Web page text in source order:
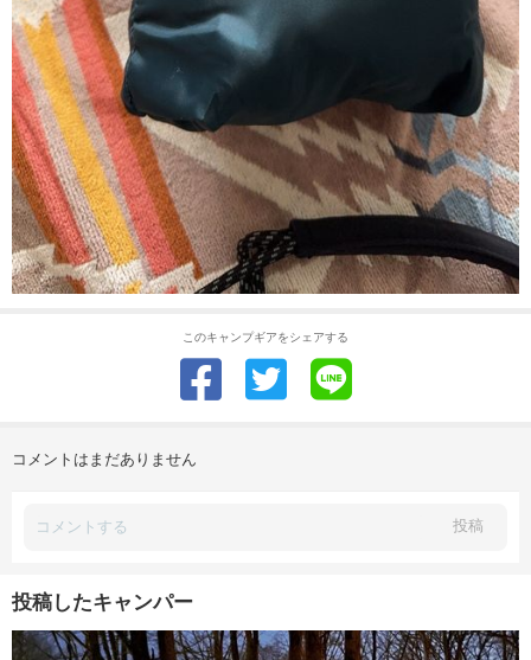
このキャンプギアをシェアする
コメントはまだありません
投稿
投稿したキャンパー